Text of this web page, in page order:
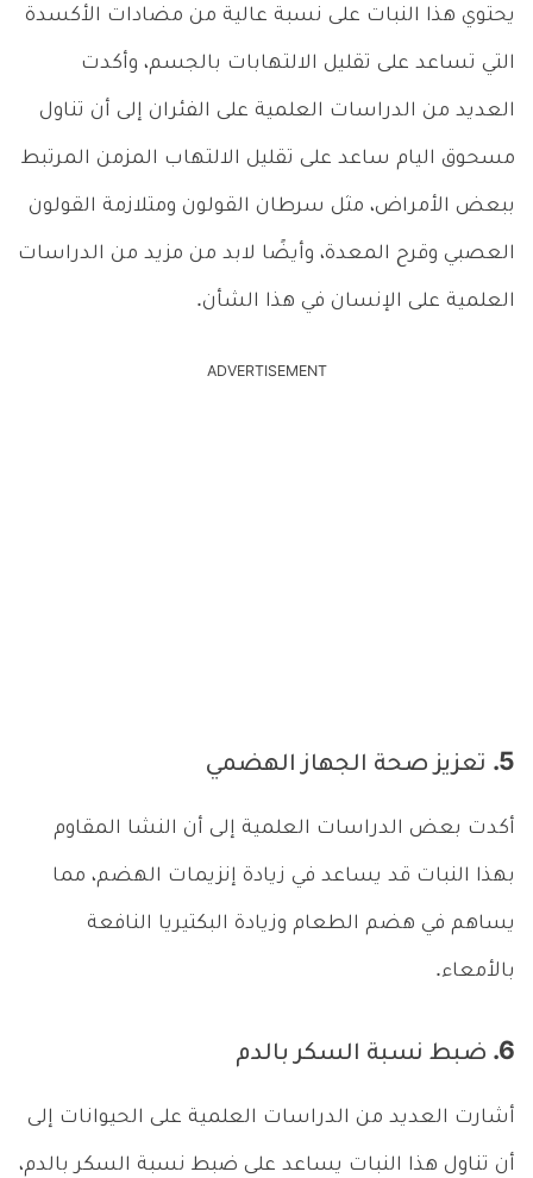
يحتوي هذا النبات على نسبة عالية من مضادات الأكسدة
التي تساعد على تقليل الالتهابات بالجسم، وأكدت
العديد من الدراسات العلمية على الفئران إلى أن تناول
مسحوق اليام ساعد على تقليل الالتهاب المزمن المرتبط
ببعض الأمراض، مثل سرطان القولون ومتلازمة القولون
العصبي وقرح المعدة، وأيضًا لابد من مزيد من الدراسات
العلمية على الإنسان في هذا الشأن.
ADVERTISEMENT
5. تعزيز صحة الجهاز الهضمي
أكدت بعض الدراسات العلمية إلى أن النشا المقاوم
بهذا النبات قد يساعد في زيادة إنزيمات الهضم، مما
يساهم في هضم الطعام وزيادة البكتيريا النافعة
بالأمعاء.
6. ضبط نسبة السكر بالدم
أشارت العديد من الدراسات العلمية على الحيوانات إلى
أن تناول هذا النبات يساعد على ضبط نسبة السكر بالدم،